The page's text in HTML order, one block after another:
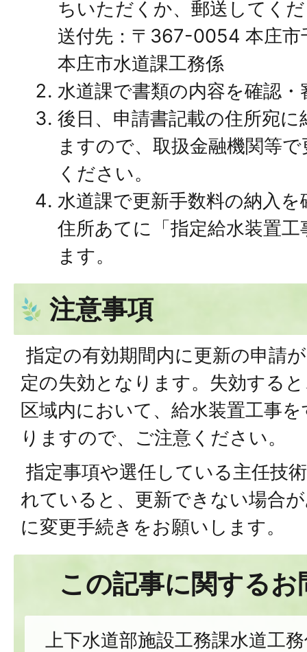
ちいただくか、郵送してく
送付先：〒367-0054 本庄
本庄市水道課工務係
水道課で書類の内容を確認
後日、申請書記載の住所宛
ますので、取扱金融機関等
ください。
水道課で更新手数料の納入
住所あてに「指定給水装置
ます。
注意事項
指定の有効期間内に更新の申請
定の失効となります。失効する
区域内において、給水装置工事
りますので、ご注意ください。
指定事項や選任している主任技
れていると、更新できない場合
に変更手続きをお願いします。
この記事に関する
上下水道部施設工務課水道工